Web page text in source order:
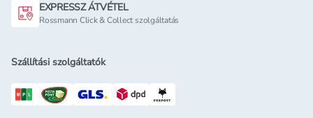
EXPRESSZ ÁTVÉTEL
Rossmann Click & Collect szolgáltatás
Szállítási szolgáltatók